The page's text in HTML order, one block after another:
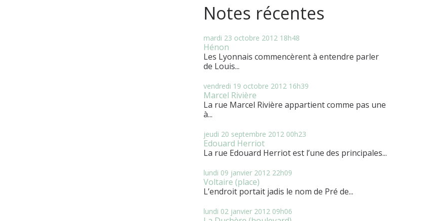
Notes récentes
mardi 23 octobre 2012 18h48
Hénon
Les Lyonnais commencèrent à entendre parler
de Louis...
vendredi 19 octobre 2012 16h39
Marcel Rivière
La rue Marcel Rivière appartient comme pas une
à...
jeudi 20 septembre 2012 00h23
Edouard Herriot
La rue Edouard Herriot est l’une des principales...
lundi 09 janvier 2012 22h09
Voltaire (place)
L’endroit portait jadis le nom de Pré de...
lundi 02 janvier 2012 09h06